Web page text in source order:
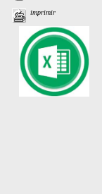
imprimir